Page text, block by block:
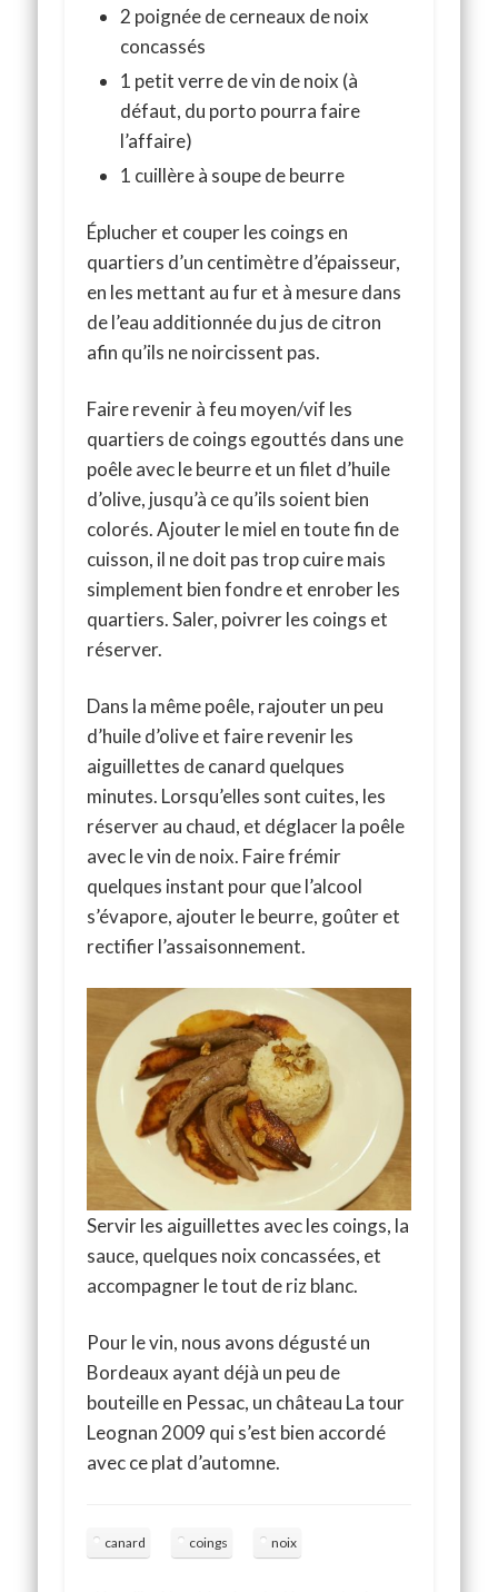
2 poignée de cerneaux de noix
concassés
1 petit verre de vin de noix (à
défaut, du porto pourra faire
l’affaire)
1 cuillère à soupe de beurre
Éplucher et couper les coings en
quartiers d’un centimètre d’épaisseur,
en les mettant au fur et à mesure dans
de l’eau additionnée du jus de citron
afin qu’ils ne noircissent pas.
Faire revenir à feu moyen/vif les
quartiers de coings egouttés dans une
poêle avec le beurre et un filet d’huile
d’olive, jusqu’à ce qu’ils soient bien
colorés. Ajouter le miel en toute fin de
cuisson, il ne doit pas trop cuire mais
simplement bien fondre et enrober les
quartiers. Saler, poivrer les coings et
réserver.
Dans la même poêle, rajouter un peu
d’huile d’olive et faire revenir les
aiguillettes de canard quelques
minutes. Lorsqu’elles sont cuites, les
réserver au chaud, et déglacer la poêle
avec le vin de noix. Faire frémir
quelques instant pour que l’alcool
s’évapore, ajouter le beurre, goûter et
rectifier l’assaisonnement.
Servir les aiguillettes avec les coings, la
sauce, quelques noix concassées, et
accompagner le tout de riz blanc.
Pour le vin, nous avons dégusté un
Bordeaux ayant déjà un peu de
bouteille en Pessac, un château La tour
Leognan 2009 qui s’est bien accordé
avec ce plat d’automne.
canard coings noix